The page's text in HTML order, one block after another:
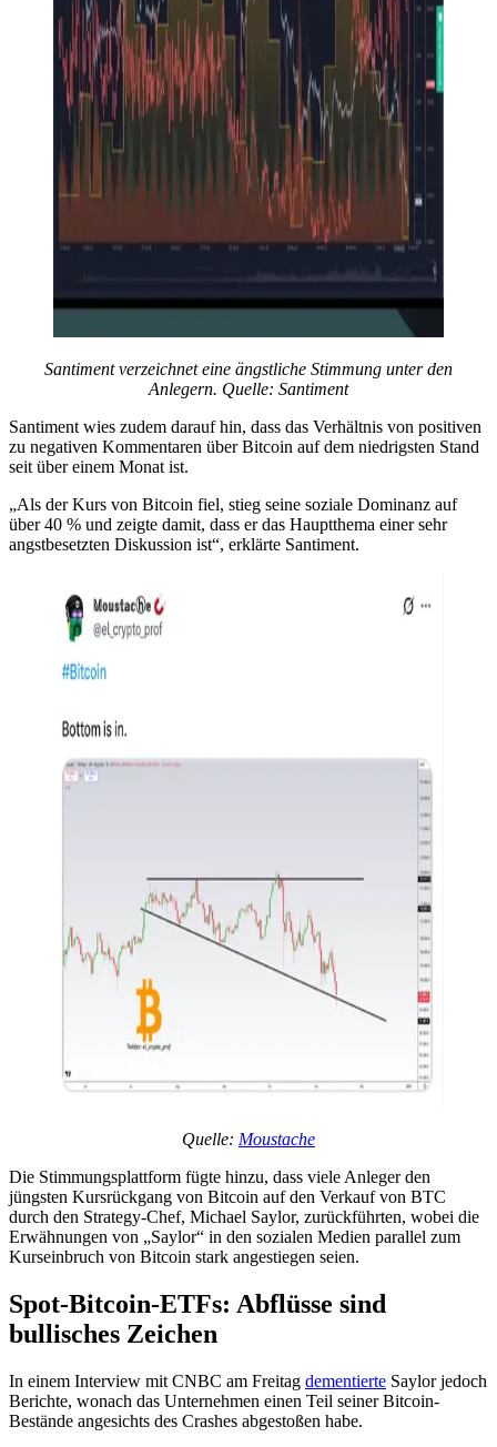
Santiment verzeichnet eine ängstliche Stimmung unter den
Anlegern. Quelle: Santiment
Santiment wies zudem darauf hin, dass das Verhältnis von positiven
zu negativen Kommentaren über Bitcoin auf dem niedrigsten Stand
seit über einem Monat ist.
„Als der Kurs von Bitcoin fiel, stieg seine soziale Dominanz auf
über 40 % und zeigte damit, dass er das Hauptthema einer sehr
angstbesetzten Diskussion ist“, erklärte Santiment.
Quelle: Moustache
Die Stimmungsplattform fügte hinzu, dass viele Anleger den
jüngsten Kursrückgang von Bitcoin auf den Verkauf von BTC
durch den Strategy-Chef, Michael Saylor, zurückführten, wobei die
Erwähnungen von „Saylor“ in den sozialen Medien parallel zum
Kurseinbruch von Bitcoin stark angestiegen seien.
Spot-Bitcoin-ETFs: Abflüsse sind
bullisches Zeichen
In einem Interview mit CNBC am Freitag dementierte Saylor jedoch
Berichte, wonach das Unternehmen einen Teil seiner Bitcoin-
Bestände angesichts des Crashes abgestoßen habe.